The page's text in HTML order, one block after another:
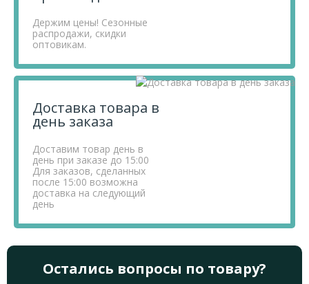
Держим цены! Сезонные
распродажи, скидки
оптовикам.
Доставка товара в
день заказа
Доставим товар день в
день при заказе до 15:00
Для заказов, сделанных
после 15:00 возможна
доставка на следующий
день
Остались вопросы по товару?